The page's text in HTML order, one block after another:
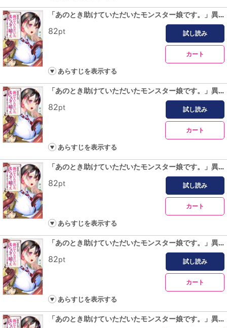
「あのとき助けていただいたモンスター娘です。」異世界おっさん教師 突然のモテ期に困惑する【単話版】（２）
82pt 試し読み
カート
あらすじを表示する
「あのとき助けていただいたモンスター娘です。」異世界おっさん教師 突然のモテ期に困惑する【単話版】（３）
82pt 試し読み
カート
あらすじを表示する
「あのとき助けていただいたモンスター娘です。」異世界おっさん教師 突然のモテ期に困惑する【単話版】（４）
82pt 試し読み
カート
あらすじを表示する
「あのとき助けていただいたモンスター娘です。」異世界おっさん教師 突然のモテ期に困惑する【単話版】（５）
82pt 試し読み
カート
あらすじを表示する
「あのとき助けていただいたモンスター娘です。」異世界おっさん教師 突然のモテ期に困惑する【単話版】（６）